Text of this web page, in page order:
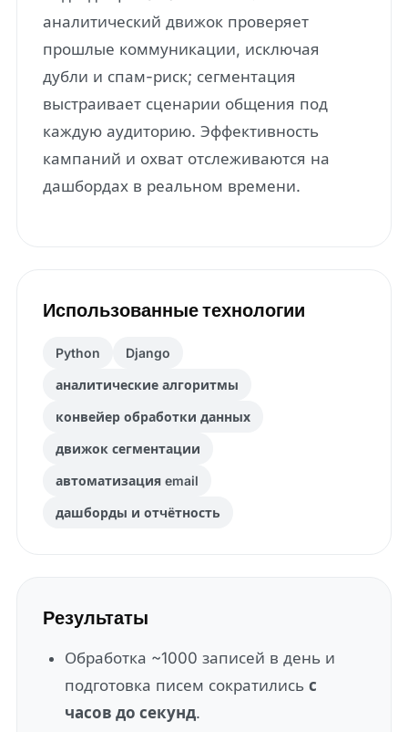
аналитический движок проверяет
прошлые коммуникации, исключая
дубли и спам-риск; сегментация
выстраивает сценарии общения под
каждую аудиторию. Эффективность
кампаний и охват отслеживаются на
дашбордах в реальном времени.
Использованные технологии
Python Django
аналитические алгоритмы
конвейер обработки данных
движок сегментации
автоматизация email
дашборды и отчётность
Результаты
Обработка ~1000 записей в день и
подготовка писем сократились с
часов до секунд.